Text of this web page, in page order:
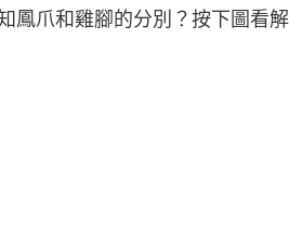
鳳爪和雞腳的分別？按下圖看